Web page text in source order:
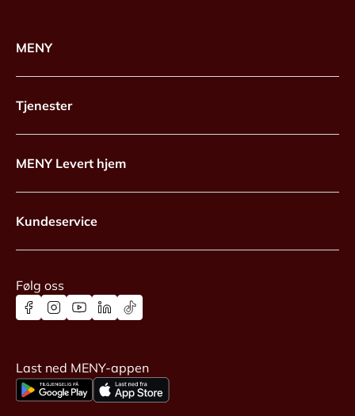
MENY
Tjenester
MENY Levert hjem
Kundeservice
Følg oss
Last ned MENY-appen